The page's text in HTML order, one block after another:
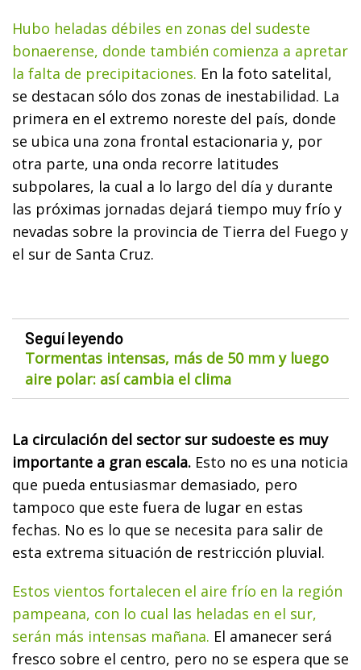
Hubo heladas débiles en zonas del sudeste
bonaerense, donde también comienza a apretar
la falta de precipitaciones. En la foto satelital,
se destacan sólo dos zonas de inestabilidad. La
primera en el extremo noreste del país, donde
se ubica una zona frontal estacionaria y, por
otra parte, una onda recorre latitudes
subpolares, la cual a lo largo del día y durante
las próximas jornadas dejará tiempo muy frío y
nevadas sobre la provincia de Tierra del Fuego y
el sur de Santa Cruz.
Seguí leyendo
Tormentas intensas, más de 50 mm y luego
aire polar: así cambia el clima
La circulación del sector sur sudoeste es muy
importante a gran escala. Esto no es una noticia
que pueda entusiasmar demasiado, pero
tampoco que este fuera de lugar en estas
fechas. No es lo que se necesita para salir de
esta extrema situación de restricción pluvial.
Estos vientos fortalecen el aire frío en la región
pampeana, con lo cual las heladas en el sur,
serán más intensas mañana. El amanecer será
fresco sobre el centro, pero no se espera que se